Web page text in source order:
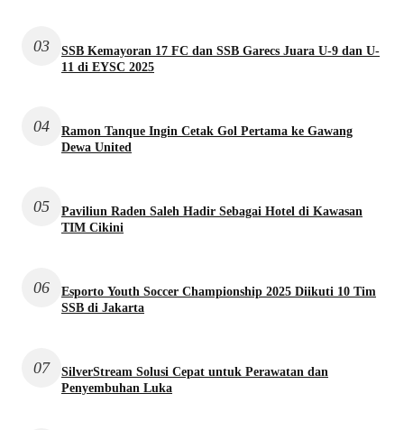
03
SSB Kemayoran 17 FC dan SSB Garecs Juara U-9 dan U-
11 di EYSC 2025
04
Ramon Tanque Ingin Cetak Gol Pertama ke Gawang
Dewa United
05
Paviliun Raden Saleh Hadir Sebagai Hotel di Kawasan
TIM Cikini
06
Esporto Youth Soccer Championship 2025 Diikuti 10 Tim
SSB di Jakarta
07
SilverStream Solusi Cepat untuk Perawatan dan
Penyembuhan Luka